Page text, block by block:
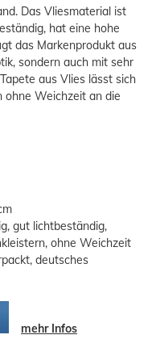
Das Vliesmaterial ist
hat eine hohe
das Markenprodukt aus
sondern auch mit sehr
aus Vlies lässt sich
ohne Weichzeit an die
gut lichtbeständig,
ohne Weichzeit
deutsches
mehr Infos